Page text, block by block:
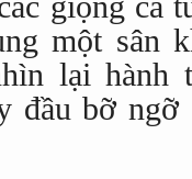
một sân
lại hành
đầu bỡ